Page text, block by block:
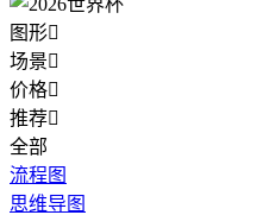
图形
场景
价格
推荐
全部
流程图
思维导图